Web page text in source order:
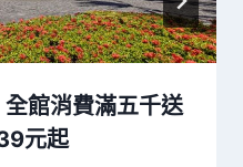
館消費滿五千送
元起